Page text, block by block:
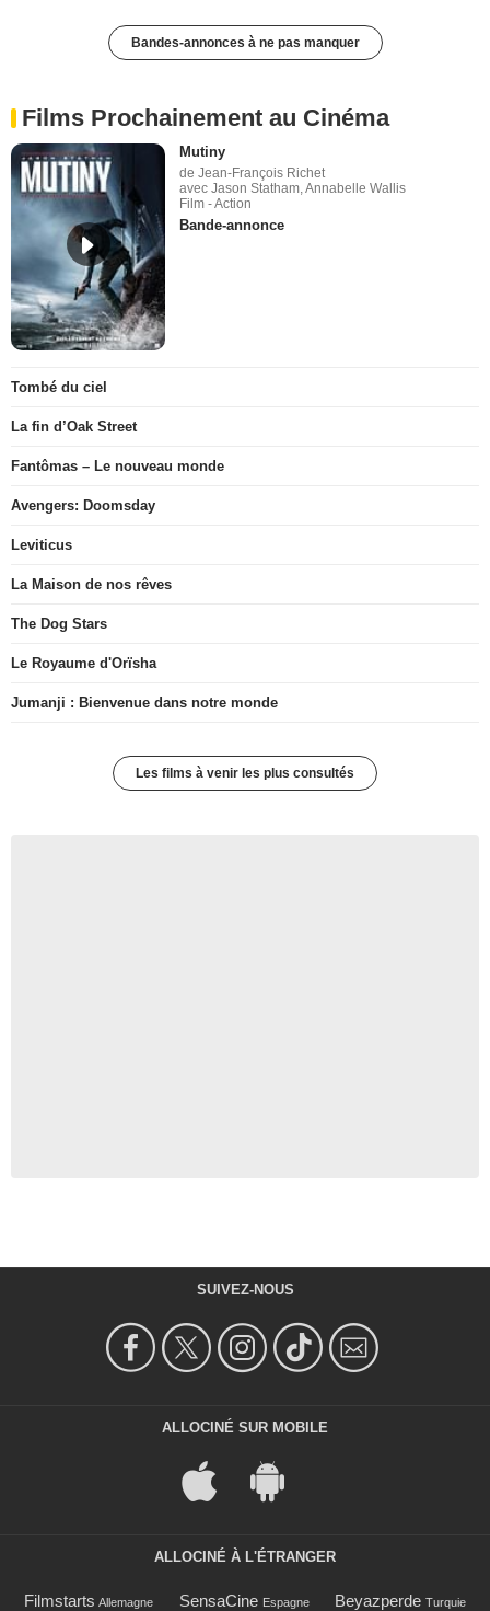
Bandes-annonces à ne pas manquer
Films Prochainement au Cinéma
Mutiny
de Jean-François Richet
avec Jason Statham, Annabelle Wallis
Film - Action
Bande-annonce
Tombé du ciel
La fin d’Oak Street
Fantômas – Le nouveau monde
Avengers: Doomsday
Leviticus
La Maison de nos rêves
The Dog Stars
Le Royaume d'Orïsha
Jumanji : Bienvenue dans notre monde
Les films à venir les plus consultés
SUIVEZ-NOUS
ALLOCINÉ SUR MOBILE
ALLOCINÉ À L'ÉTRANGER
Filmstarts Allemagne SensaCine Espagne Beyazperde Turquie